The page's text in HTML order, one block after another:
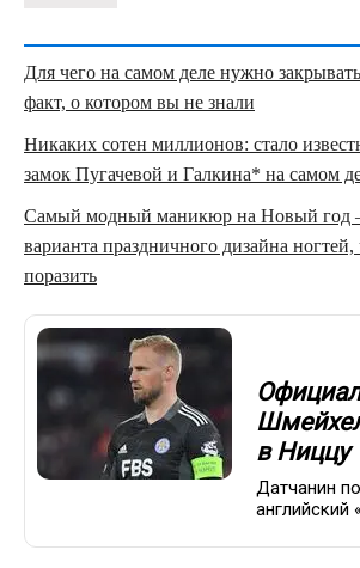
Для чего на самом деле нужно
факт, о котором вы не знали
Никаких сотен миллионов: стало
замок Пугачевой и Галкина* на самом
Самый модный маникюр на Новый год
варианта праздничного дизайна
поразить
в Ниццу
Датчанин
английский